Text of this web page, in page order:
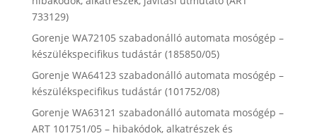
733129)
Gorenje WA72105 szabadonálló automata mosógép –
készülékspecifikus tudástár (185850/05)
Gorenje WA64123 szabadonálló automata mosógép –
készülékspecifikus tudástár (101752/08)
Gorenje WA63121 szabadonálló automata mosógép –
ART 101751/05 – hibakódok, alkatrészek és